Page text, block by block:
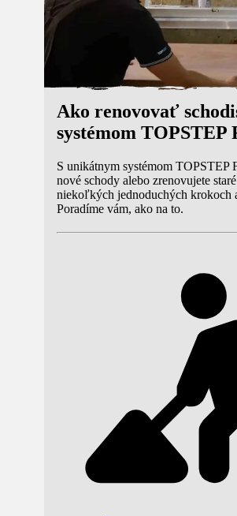
Ako renovovať
systémom TOPSTEP
S unikátnym systémom TOPSTEP
nové schody alebo zrenovujete
niekoľkých jednoduchých krokoch
Poradíme vám, ako na to.